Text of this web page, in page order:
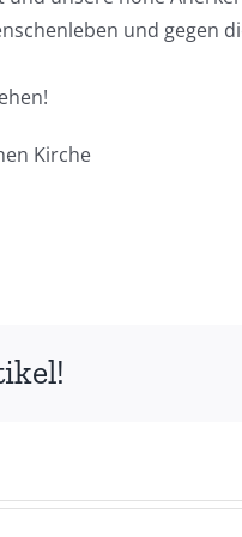
und gegen
Kirche